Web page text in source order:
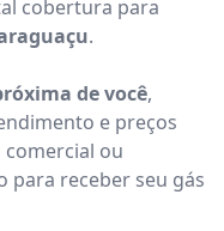
cobertura para
.
de você,
e preços
comercial ou
para receber seu gás